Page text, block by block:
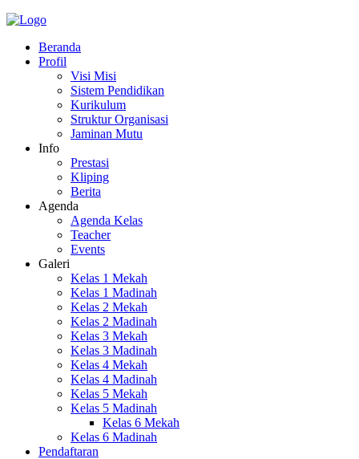
Beranda
Profil
Visi Misi
Sistem Pendidikan
Kurikulum
Struktur Organisasi
Jaminan Mutu
Info
Prestasi
Kliping
Berita
Agenda
Agenda Kelas
Teacher
Events
Galeri
Kelas 1 Mekah
Kelas 1 Madinah
Kelas 2 Mekah
Kelas 2 Madinah
Kelas 3 Mekah
Kelas 3 Madinah
Kelas 4 Mekah
Kelas 4 Madinah
Kelas 5 Mekah
Kelas 5 Madinah
Kelas 6 Mekah
Kelas 6 Madinah
Pendaftaran